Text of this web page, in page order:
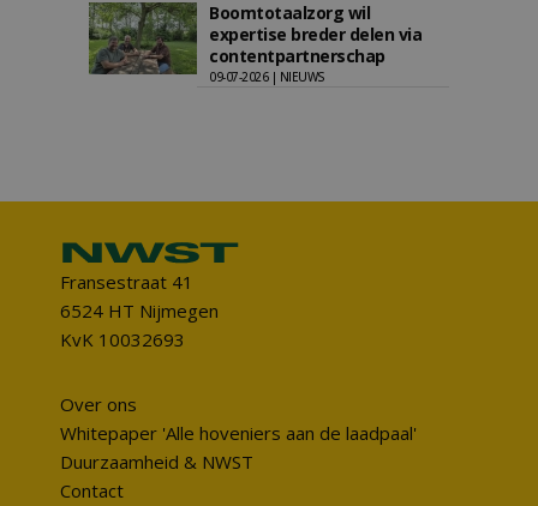
Boomtotaalzorg wil
expertise breder delen via
contentpartnerschap
09-07-2026 | NIEUWS
Fransestraat 41
6524 HT Nijmegen
KvK 10032693
Over ons
Whitepaper 'Alle hoveniers aan de laadpaal'
Duurzaamheid & NWST
Contact